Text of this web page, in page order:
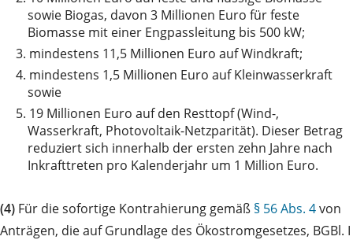
sowie Biogas, davon 3 Millionen Euro für feste
Biomasse mit einer Engpassleitung bis 500 kW;
3. mindestens 11,5 Millionen Euro auf Windkraft;
4. mindestens 1,5 Millionen Euro auf Kleinwasserkraft
sowie
5. 19 Millionen Euro auf den Resttopf (Wind-,
Wasserkraft, Photovoltaik-Netzparität). Dieser Betrag
reduziert sich innerhalb der ersten zehn Jahre nach
Inkrafttreten pro Kalenderjahr um 1 Million Euro.
(4) Für die sofortige Kontrahierung gemäß § 56 Abs. 4von
Anträgen, die auf Grundlage des Ökostromgesetzes, BGBl. I